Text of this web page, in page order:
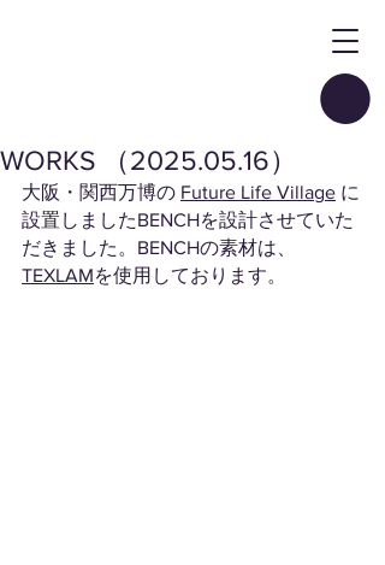
WORKS （2025.05.16）
大阪・関西万博の Future Life Village に
設置しましたBENCHを設計させていた
だきました。BENCHの素材は、
TEXLAMを使用しております。